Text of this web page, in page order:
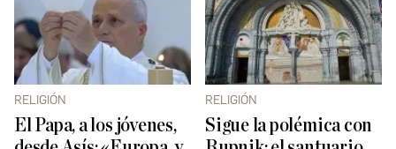
RELIGIÓN
El Papa, a los jóvenes,
RELIGIÓN
Sigue la polémica con